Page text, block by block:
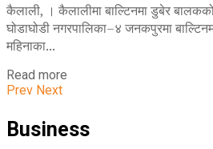
कैलाली, । कैलालीमा बाल्टिनमा डुबेर
घोडाघोडी नगरपालिका–४ जनकपुरमा
महिनाका...
Read more
Prev Next
Business